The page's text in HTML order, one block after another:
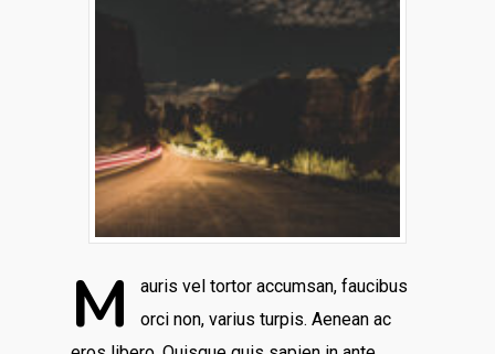
M
auris vel tortor accumsan, faucibus
orci non, varius turpis. Aenean ac